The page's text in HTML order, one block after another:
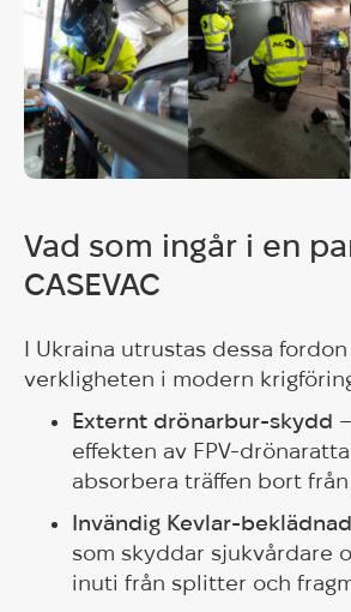
Vad som ingår i en
CASEVAC
I Ukraina utrustas dessa
verkligheten i modern
Externt drönarbur-skydd
effekten av FPV-
absorbera träffen bort från
Invändig Kevlar-beklädnad
som skyddar sjukvårdare
inuti från splitter och